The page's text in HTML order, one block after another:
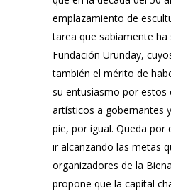
emplazamiento de
tarea que sabiamente
Fundación Urunday,
también el mérito de
su entusiasmo por estos
artísticos a gobernantes
pie, por igual. Queda por
ir alcanzando las metas
organizadores de la
propone que la capital